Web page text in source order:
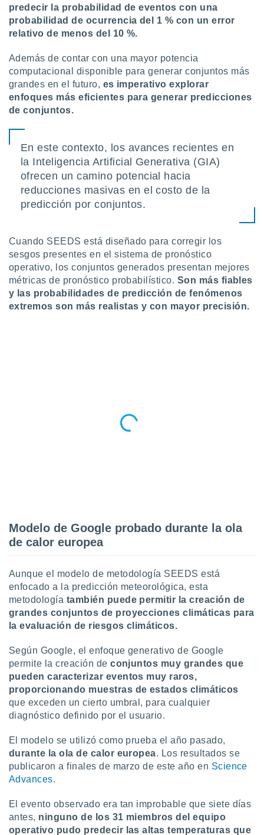
predecir la probabilidad de eventos con una
probabilidad de ocurrencia del 1 % con un error
relativo de menos del 10 %.
Además de contar con una mayor potencia
computacional disponible para generar conjuntos más
grandes en el futuro, es imperativo explorar
enfoques más eficientes para generar predicciones
de conjuntos.
En este contexto, los avances recientes en
la Inteligencia Artificial Generativa (GIA)
ofrecen un camino potencial hacia
reducciones masivas en el costo de la
predicción por conjuntos.
Cuando SEEDS está diseñado para corregir los
sesgos presentes en el sistema de pronóstico
operativo, los conjuntos generados presentan mejores
métricas de pronóstico probabilístico. Son más fiables
y las probabilidades de predicción de fenómenos
extremos son más realistas y con mayor precisión.
Modelo de Google probado durante la ola
de calor europea
Aunque el modelo de metodología SEEDS está
enfocado a la predicción meteorológica, esta
metodología también puede permitir la creación de
grandes conjuntos de proyecciones climáticas para
la evaluación de riesgos climáticos.
Según Google, el enfoque generativo de Google
permite la creación deconjuntos muy grandes que
pueden caracterizar eventos muy raros,
proporcionando muestras de estados climáticos
que exceden un cierto umbral, para cualquier
diagnóstico definido por el usuario.
El modelo se utilizó como prueba el año pasado,
durante la ola de calor europea. Los resultados se
publicaron a finales de marzo de este año en Science
Advances.
El evento observado era tan improbable que siete días
antes, ninguno de los 31 miembros del equipo
operativo pudo predecir las altas temperaturas que